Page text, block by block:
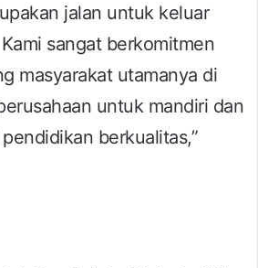
jalan untuk keluar
sangat berkomitmen
masyarakat utamanya di
untuk mandiri dan
berkualitas,”